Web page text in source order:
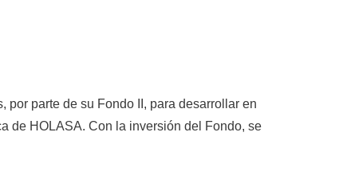
parte de su Fondo II, para desarrollar en
de HOLASA. Con la inversión del Fondo, se